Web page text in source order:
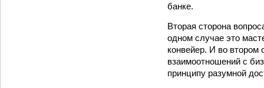
банке.
Вторая сторона
одном случае это
конвейер. И во втором
взаимоотношений с
принципу разумной